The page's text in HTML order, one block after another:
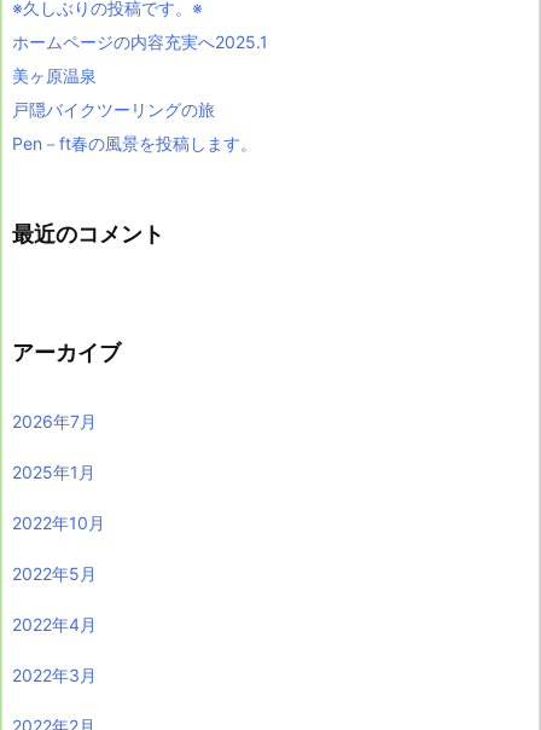
※久しぶりの投稿です。※
ホームページの内容充実へ2025.1
美ヶ原温泉
戸隠バイクツーリングの旅
Pen－ft春の風景を投稿します。
最近のコメント
アーカイブ
2026年7月
2025年1月
2022年10月
2022年5月
2022年4月
2022年3月
2022年2月